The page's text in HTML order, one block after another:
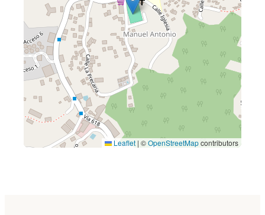
Leaflet | ©OpenStreetMapcontributors